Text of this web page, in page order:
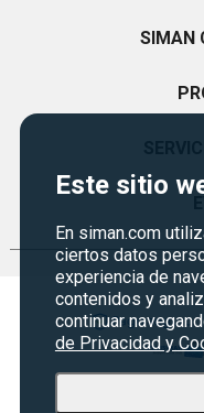
Este sitio
En siman.com
ciertos datos
experiencia de
contenidos y
continuar
de Privacidad y
SIMAN
Política de
Copyright ©